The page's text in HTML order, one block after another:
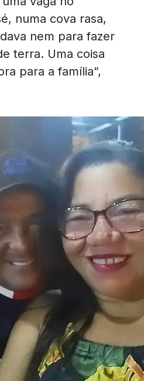
numa cova rasa,
nem para fazer
terra. Uma coisa
para a família”,